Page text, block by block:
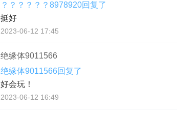
？？？？？？8978920回复了
挺好
2023-06-12 17:45
绝缘体9011566
绝缘体9011566回复了
好会玩！
2023-06-12 16:49